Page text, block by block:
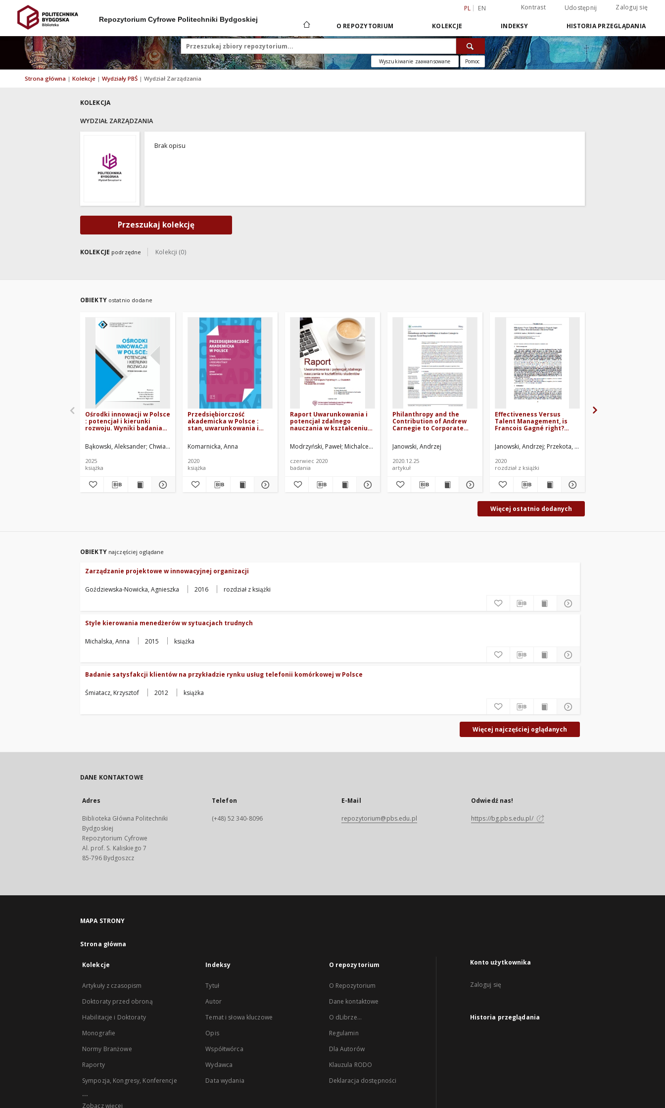
PL EN Kontrast Udostępnij Zaloguj się
Repozytorium Cyfrowe Politechniki Bydgoskiej
O REPOZYTORIUM KOLEKCJE INDEKSY HISTORIA PRZEGLĄDANIA
Wyszukiwanie zaawansowane Pomoc
Strona główna | Kolekcje | Wydziały PBŚ | Wydział Zarządzania
KOLEKCJA
WYDZIAŁ ZARZĄDZANIA
Brak opisu
Przeszukaj kolekcję
KOLEKCJE podrzędne Kolekcji (0)
OBIEKTY ostatnio dodane
Ośrodki innowacji w Polsce
: potencjał i kierunki
rozwoju. Wyniki badania
Bąkowski, Aleksander Chwiałkowski, Wojciech Komarnicka, Anna Mażewska, Marzena Rudawska, Joanna Szmigiel, Joanna Mażewska, Marzena. Red. Rudawska, Joanna. Red. Komarnicka, Anna. Red.
2025
książka
Przedsiębiorczość
akademicka w Polsce :
stan, uwarunkowania i
Komarnicka, Anna
2020
książka
Raport Uwarunkowania i
potencjał zdalnego
nauczania w kształceniu
Modrzyński, Paweł Michalcewicz-Kaniowska, Małgorzata Zajdel, Małgorzata
czerwiec 2020
badania
Philanthropy and the
Contribution of Andrew
Carnegie to Corporate
Janowski, Andrzej
2020.12.25
artykuł
Effectiveness Versus
Talent Management, is
Francois Gagné right?
Insurance Market in
Poland
Janowski, Andrzej Przekota, Grzegorz
2020
rozdział z książki
Więcej ostatnio dodanych
OBIEKTY najczęściej oglądane
Zarządzanie projektowe w innowacyjnej organizacji
Goździewska-Nowicka, Agnieszka 2016 rozdział z książki
Style kierowania menedżerów w sytuacjach trudnych
Michalska, Anna 2015 książka
Badanie satysfakcji klientów na przykładzie rynku usług telefonii komórkowej w Polsce
Śmiatacz, Krzysztof 2012 książka
Więcej najczęściej oglądanych
DANE KONTAKTOWE
Adres
Biblioteka Główna Politechniki
Bydgoskiej
Repozytorium Cyfrowe
Al. prof. S. Kaliskiego 7
85-796 Bydgoszcz
Telefon
(+48) 52 340-8096
E-Mail
repozytorium@pbs.edu.pl
Odwiedź nas!
https://bg.pbs.edu.pl/
MAPA STRONY
Strona główna
Kolekcje
Artykuły z czasopism
Doktoraty przed obroną
Habilitacje i Doktoraty
Monografie
Normy Branżowe
Raporty
Sympozja, Kongresy, Konferencje
...
Zobacz więcej
Indeksy
Tytuł
Autor
Temat i słowa kluczowe
Opis
Współtwórca
Wydawca
Data wydania
O repozytorium
O Repozytorium
Dane kontaktowe
O dLibrze...
Regulamin
Dla Autorów
Klauzula RODO
Deklaracja dostępności
Konto użytkownika
Zaloguj się
Historia przeglądania